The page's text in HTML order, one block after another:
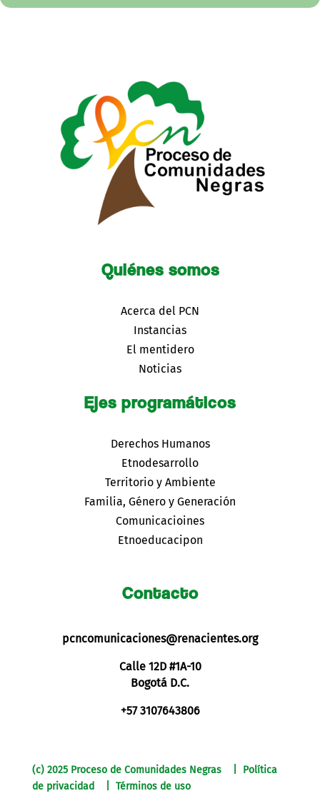
Quiénes somos
Acerca del PCN
Instancias
El mentidero
Noticias
Ejes programáticos
Derechos Humanos
Etnodesarrollo
Territorio y Ambiente
Familia, Género y Generación
Comunicacioines
Etnoeducacipon
Contacto
pcncomunicaciones@renacientes.org
Calle 12D #1A-10
Bogotá D.C.
+57 3107643806
(c) 2025 Proceso de Comunidades Negras | Política
de privacidad | Términos de uso